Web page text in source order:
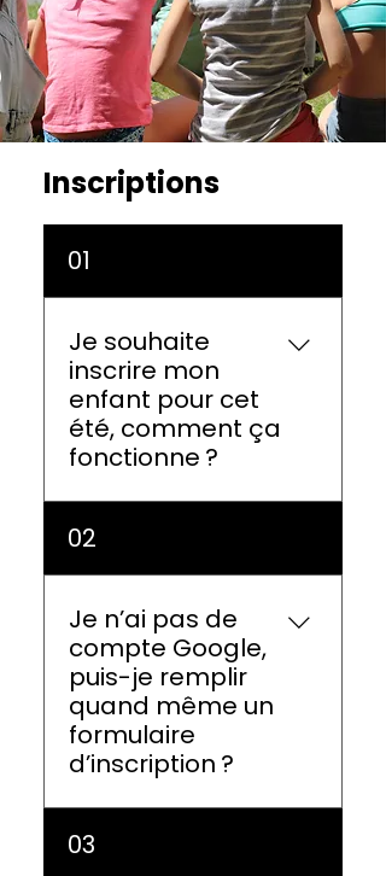
Inscriptions
01
Je souhaite
inscrire mon
enfant pour cet
été, comment ça
fonctionne ?
Depuis 2025, un processus
d'attribution équitable est
en place. Consultez la
page Inscriptions pour
connaître les 3 étapes
détaillées et les dates
importantes.
02
Je n’ai pas de
compte Google,
puis-je remplir
quand même un
formulaire
d’inscription ?
Non, pour remplir le
formulaire d’inscription,
03